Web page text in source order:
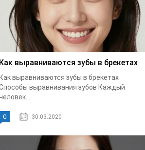
Как выравниваются зубы в брекетах
Как выравниваются зубы в брекетах
выравнивания зубов Каждый
0 30.03.2020